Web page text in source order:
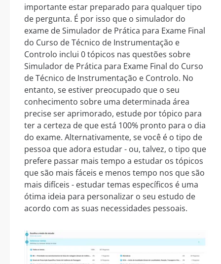
importante estar preparado para qualquer tipo
de pergunta. É por isso que o simulador do
exame de Simulador de Prática para Exame Final
do Curso de Técnico de Instrumentação e
Controlo inclui 0 tópicos nas questões sobre
Simulador de Prática para Exame Final do Curso
de Técnico de Instrumentação e Controlo. No
entanto, se estiver preocupado que o seu
conhecimento sobre uma determinada área
precise ser aprimorado, estude por tópico para
ter a certeza de que está 100% pronto para o dia
do exame. Alternativamente, se você é o tipo de
pessoa que adora estudar - ou, talvez, o tipo que
prefere passar mais tempo a estudar os tópicos
que são mais fáceis e menos tempo nos que são
mais difíceis - estudar temas específicos é uma
ótima ideia para personalizar o seu estudo de
acordo com as suas necessidades pessoais.